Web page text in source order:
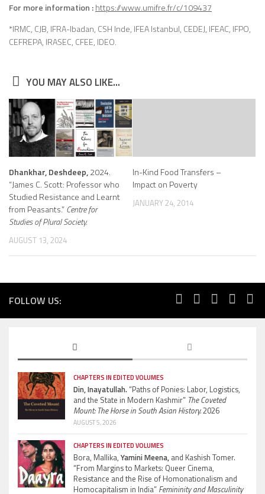
For more information :https://www.umifre.fr/c/109437
*IRMC, CJB, IFRA-Ibadan, CSH Inde, IFEA Istanbul, CEDEJ, IFEAC, IFPO,
CEFREPA, IRASEC, CFEE, IDEO.
YOU MAY ALSO LIKE...
Dhankhar, Deshdeep,2024.
“James C. Scott: Professor who
Studied Resistance and Learnt
from Peasants.”Centre for
Studies of Plural Society.
AUGUST 13, 2024
In-Kind Food Transfers –
Impact on Poverty
JANUARY 24, 2014
FOLLOW US:
CHAPTERS IN EDITED VOLUMES
Din, Inayatullah.“Paths of Ponies: Labor, Logistics,
and the State in Modern Kashmir” The Coveted
Mount: The Horse in South Asian History.2026
AUGUST 5, 2026
CHAPTERS IN EDITED VOLUMES
Bora, Mallika, Yamini Meena, and Kashish Tomer.
“From Margins to Markets: Queer Cinema,
Resistance and the Rise of Homonationalism and
Homocapitalism in India” Femininity and Masculinity